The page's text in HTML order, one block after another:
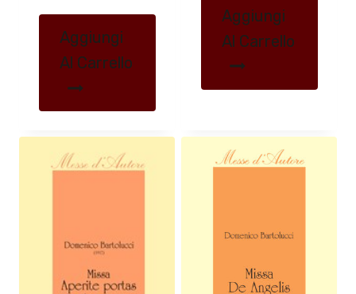
Aggiungi
Al Carrello
Aggiungi
Al Carrello